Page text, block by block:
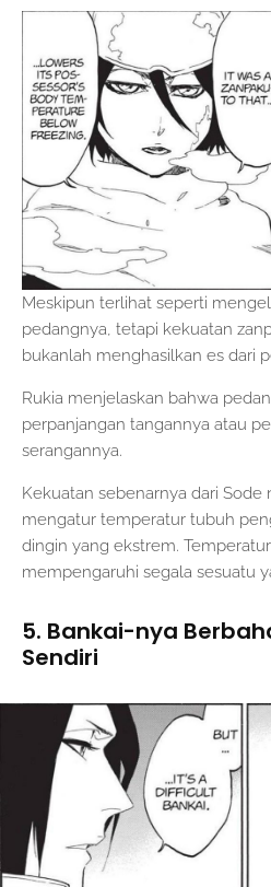
Meskipun terlihat seperti
pedangnya, tetapi kekuatan
bukanlah menghasilkan es dari
Rukia menjelaskan bahwa
perpanjangan tangannya atau
serangannya.
Kekuatan sebenarnya dari Sode
mengatur temperatur tubuh
dingin yang ekstrem.
mempengaruhi segala sesuatu
5. Bankai-nya
Sendiri